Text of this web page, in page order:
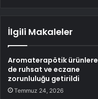
İlgili Makaleler
Aromaterapötik ürünlere
de ruhsat ve eczane
zorunluluğu getirildi
Temmuz 24, 2026